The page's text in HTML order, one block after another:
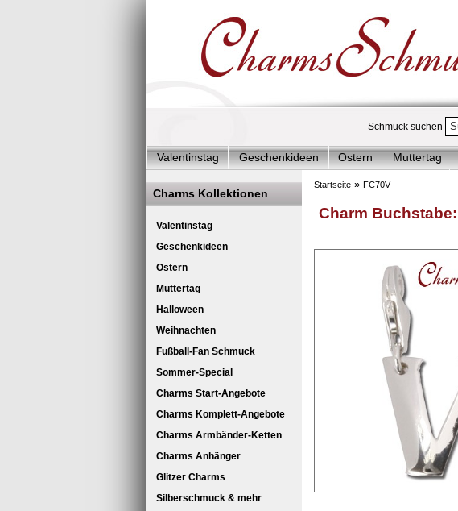
Schmuck suchen
Valentinstag Geschenkideen Ostern Muttertag
Charms Start-Angebote
Charms Komplett-Angebote
Silberschmuck & mehr
Charms - Kinder & Jugendlich
Charms Kollektionen
Valentinstag
Geschenkideen
Ostern
Muttertag
Halloween
Weihnachten
Fußball-Fan Schmuck
Sommer-Special
Charms Start-Angebote
Charms Komplett-Angebote
Charms Armbänder-Ketten
Charms Anhänger
Glitzer Charms
Silberschmuck & mehr
Startseite » FC70V
Charm